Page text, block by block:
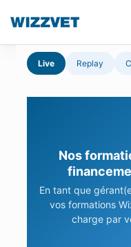
Live Replay
Nos
En tant que
vos formations
charge par